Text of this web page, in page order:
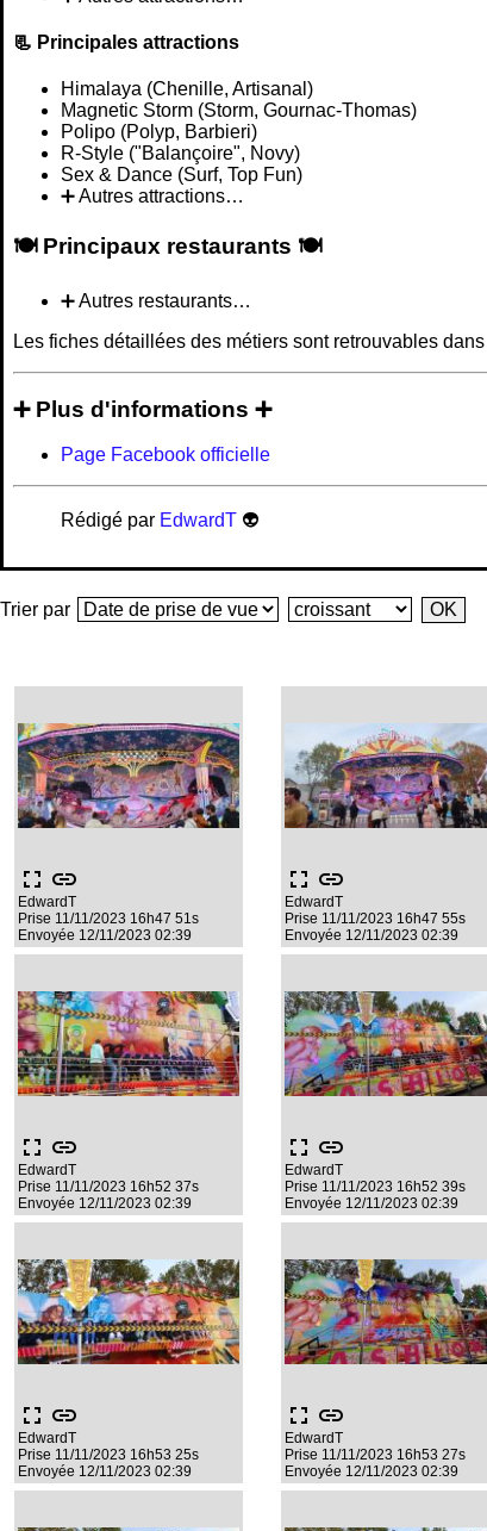
📃 Principales attractions
Himalaya (Chenille, Artisanal)
Magnetic Storm (Storm, Gournac-Thomas)
Polipo (Polyp, Barbieri)
R-Style ("Balançoire", Novy)
Sex & Dance (Surf, Top Fun)
➕ Autres attractions…
🍽️ Principaux restaurants 🍽️
➕ Autres restaurants…
Les fiches détaillées des métiers sont retrouvables
➕ Plus d'informations ➕
Page Facebook officielle
Rédigé par EdwardT 👽
Trier par
fullscreen link
EdwardT
Prise 11/11/2023 16h47 51s
Envoyée 12/11/2023 02:39
fullscreen link
EdwardT
Prise 11/11/2023 16h47 55s
Envoyée 12/11/2023 02:39
fullscreen link
EdwardT
Prise 11/11/2023 16h52 37s
Envoyée 12/11/2023 02:39
fullscreen link
EdwardT
Prise 11/11/2023 16h52 39s
Envoyée 12/11/2023 02:39
fullscreen link
EdwardT
Prise 11/11/2023 16h53 25s
Envoyée 12/11/2023 02:39
fullscreen link
EdwardT
Prise 11/11/2023 16h53 27s
Envoyée 12/11/2023 02:39